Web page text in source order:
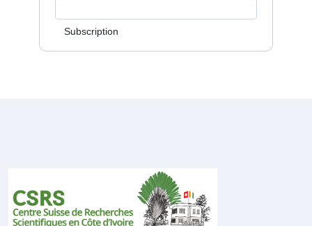
Subscription